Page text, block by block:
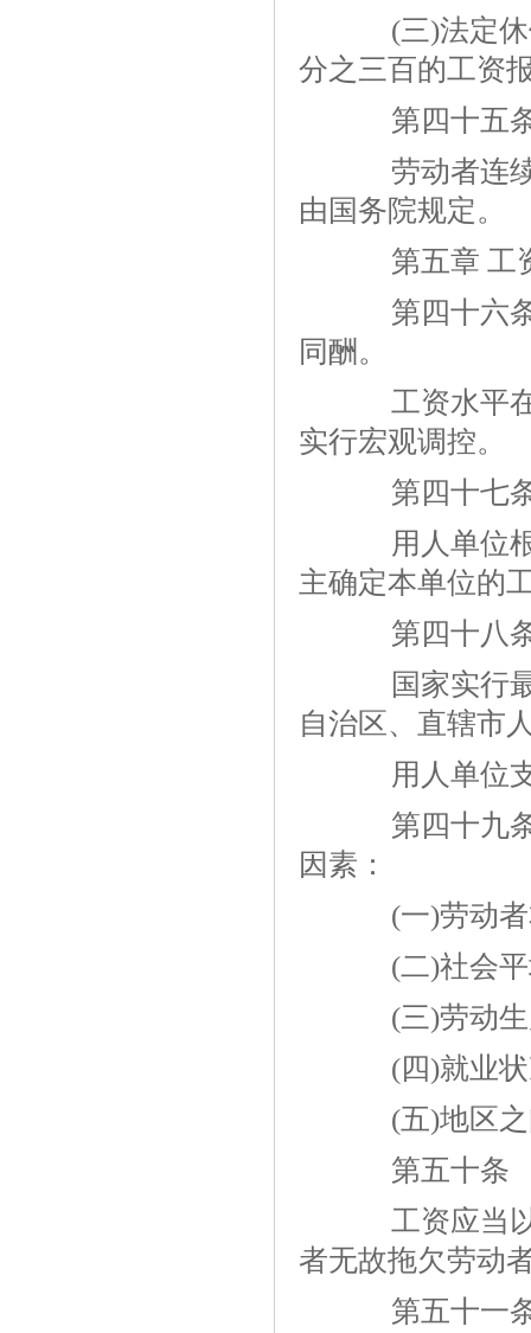
(三)法定休
分之三百的工资
第四十五条
劳动者连续
由国务院规定。
第五章 工
第四十六条
同酬。
工资水平在
实行宏观调控。
第四十七
用人单位根
主确定本单位的
第四十八
国家实行最
自治区、直辖市
用人单位支
第四十九条
因素：
(一)劳动者
(二)社会平
(三)劳动生
(四)就业状
(五)地区之
第五十条
工资应当以
者无故拖欠劳动
第五十一